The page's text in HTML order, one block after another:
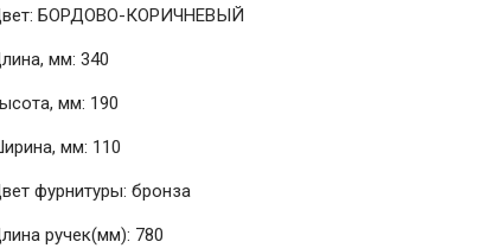
БОРДОВО-КОРИЧНЕВЫЙ
мм: 340
мм: 190
мм: 110
фурнитуры: бронза
ручек(мм): 780